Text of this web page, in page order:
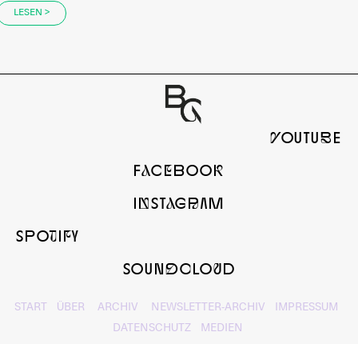
LESEN >
yOUTUbE
FaCeBOOk
InSTaGrAM
SPOtIfY
SOUNdcLOuD
START ÜBER ARCHIV NEWSLETTER-ARCHIV
IMPRESSUM
DATENSCHUTZ
MEDIEN